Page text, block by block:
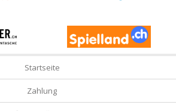
Startseite
Zahlung